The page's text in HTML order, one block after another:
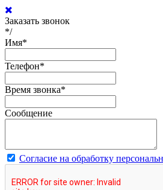
Заказать звонок
*/
Имя*
Телефон*
Время звонка*
Сообщение
Согласие на обработку